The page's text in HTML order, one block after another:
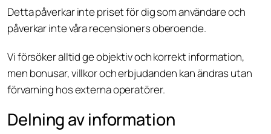
Detta påverkar inte priset för dig som användare och
påverkar inte våra recensioners oberoende.
Vi försöker alltid ge objektiv och korrekt information,
men bonusar, villkor och erbjudanden kan ändras utan
förvarning hos externa operatörer.
Delning av information